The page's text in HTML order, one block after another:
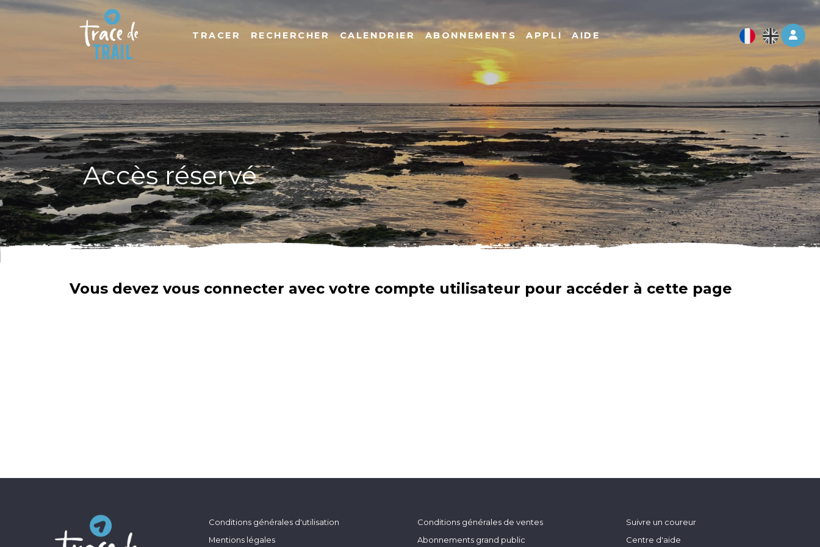
Log
TRACER RECHERCHER CALENDRIER ABONNEMENTS APPLI AIDE
Accès réservé
Vous devez vous connecter avec votre compte utilisateur pour accéder à cette page
Conditions générales d'utilisation
Mentions légales
Conditions générales de ventes
Abonnements grand public
Suivre un coureur
Centre d'aide